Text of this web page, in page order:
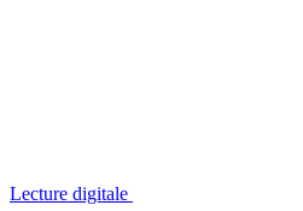
Lecture digitale